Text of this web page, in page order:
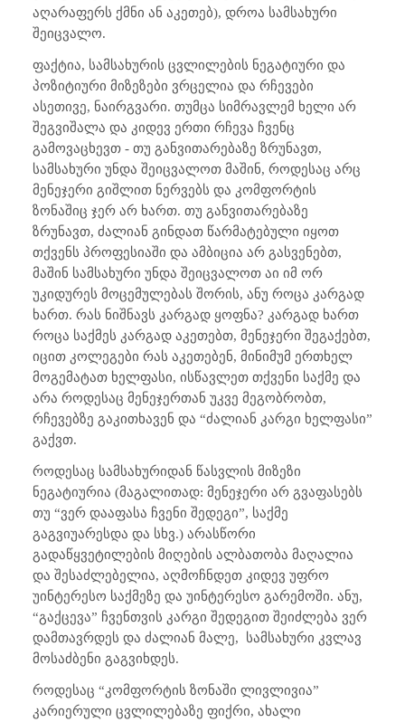
აღარაფერს ქმნი ან აკეთებ), დროა სამსახური
შეიცვალო.
ფაქტია, სამსახურის ცვლილების ნეგატიური და
პოზიტიური მიზეზები ვრცელია და რჩევები
ასეთივე, ნაირგვარი. თუმცა სიმრავლემ ხელი არ
შეგვიშალა და კიდევ ერთი რჩევა ჩვენც
გამოვაცხევთ - თუ განვითარებაზე ზრუნავთ,
სამსახური უნდა შეიცვალოთ მაშინ, როდესაც არც
მენეჯერი გიშლით ნერვებს და კომფორტის
ზონაშიც ჯერ არ ხართ. თუ განვითარებაზე
ზრუნავთ, ძალიან გინდათ წარმატებული იყოთ
თქვენს პროფესიაში და ამბიცია არ გასვენებთ,
მაშინ სამსახური უნდა შეიცვალოთ აი იმ ორ
უკიდურეს მოცემულებას შორის, ანუ როცა კარგად
ხართ. რას ნიშნავს კარგად ყოფნა? კარგად ხართ
როცა საქმეს კარგად აკეთებთ, მენეჯერი შეგაქებთ,
იცით კოლეგები რას აკეთებენ, მინიმუმ ერთხელ
მოგემატათ ხელფასი, ისწავლეთ თქვენი საქმე და
არა როდესაც მენეჯერთან უკვე მეგობრობთ,
რჩევებზე გაკითხავენ და “ძალიან კარგი ხელფასი”
გაქვთ.
როდესაც სამსახურიდან წასვლის მიზეზი
ნეგატიურია (მაგალითად: მენეჯერი არ გვაფასებს
თუ “ვერ დააფასა ჩვენი შედეგი”, საქმე
გაგვიუარესდა და სხვ.) არასწორი
გადაწყვეტილების მიღების ალბათობა მაღალია
და შესაძლებელია, აღმოჩნდეთ კიდევ უფრო
უინტერესო საქმეზე და უინტერესო გარემოში. ანუ,
“გაქცევა” ჩვენთვის კარგი შედეგით შეიძლება ვერ
დამთავრდეს და ძალიან მალე,
სამსახური კვლავ
მოსაძბენი გაგვიხდეს.
როდესაც “კომფორტის ზონაში ლივლივია”
კარიერული ცვლილებაზე ფიქრი, ახალი